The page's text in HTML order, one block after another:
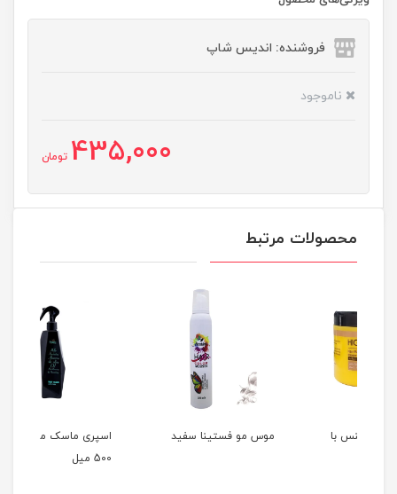
فروشنده: اندیس شاپ
ناموجود
435,000 تومان
محصولات مرتبط
موس مو فستینا سفید
اسپری ماسک مو سوپکس